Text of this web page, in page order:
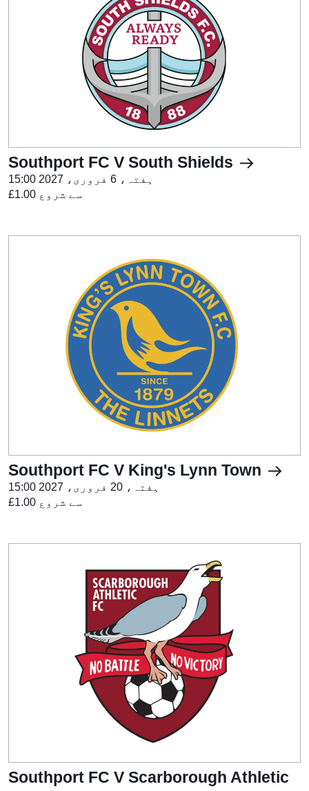
Southport FC V South Shields
ہفتہ، 6 فروری، 2027 15:00
£1.00 سے شروع
Southport FC V King's Lynn Town
ہفتہ، 20 فروری، 2027 15:00
£1.00 سے شروع
Southport FC V Scarborough Athletic